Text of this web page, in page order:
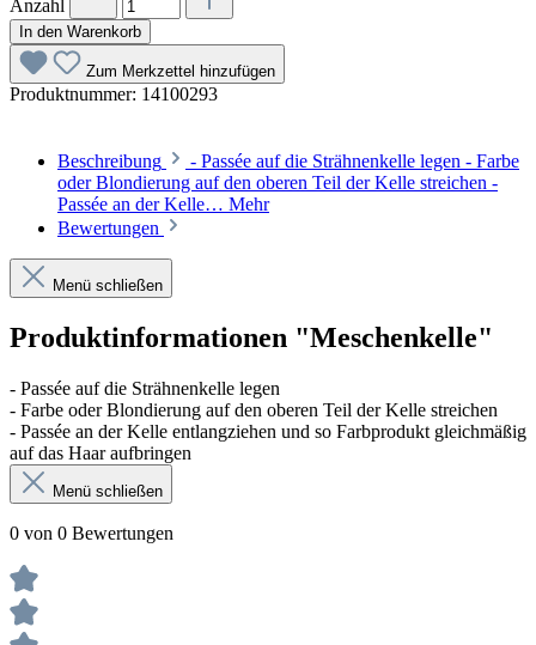
Anzahl
In den Warenkorb
Zum Merkzettel hinzufügen
Produktnummer: 14100293
Beschreibung
- Passée auf die Strähnenkelle legen - Farbe
oder Blondierung auf den oberen Teil der Kelle streichen -
Passée an der Kelle… Mehr
Bewertungen
Menü schließen
Produktinformationen "Meschenkelle"
- Passée auf die Strähnenkelle legen
- Farbe oder Blondierung auf den oberen Teil der Kelle streichen
- Passée an der Kelle entlangziehen und so Farbprodukt gleichmäßig
auf das Haar aufbringen
Menü schließen
0 von 0 Bewertungen